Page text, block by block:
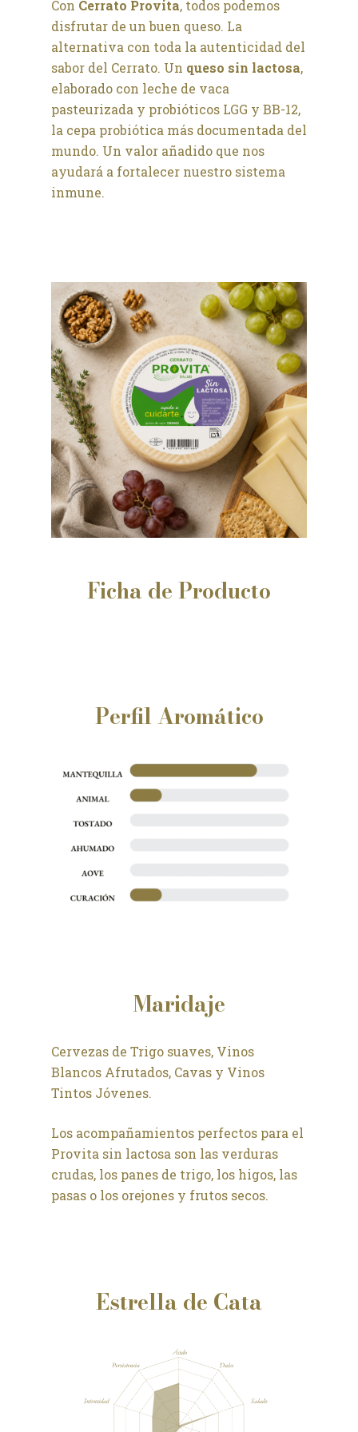
Con Cerrato Provita, todos podemos
disfrutar de un buen queso. La
alternativa con toda la autenticidad del
sabor del Cerrato. Un queso sin lactosa,
elaborado con leche de vaca
pasteurizada y probióticos LGG y BB-12,
la cepa probiótica más documentada del
mundo. Un valor añadido que nos
ayudará a fortalecer nuestro sistema
inmune.
FichadeProducto
Perfil Aromático
Maridaje
Cervezas de Trigo suaves, Vinos
Blancos Afrutados, Cavas y Vinos
Tintos Jóvenes.
Los acompañamientos perfectos para el
Provita sin lactosa son las verduras
crudas, los panes de trigo, los higos, las
pasas o los orejones y frutos secos.
Estrella de Cata